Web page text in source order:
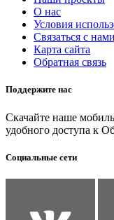
О нас
Условия
Связаться с нами
Карта сайта
Обратная связь
Поддержите нас
Скачайте наше
удобного доступа к
Социальные сети